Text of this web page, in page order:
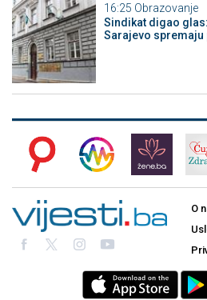
16:25 Obrazovanje
Sindikat digao
Sarajevo spremaju
O